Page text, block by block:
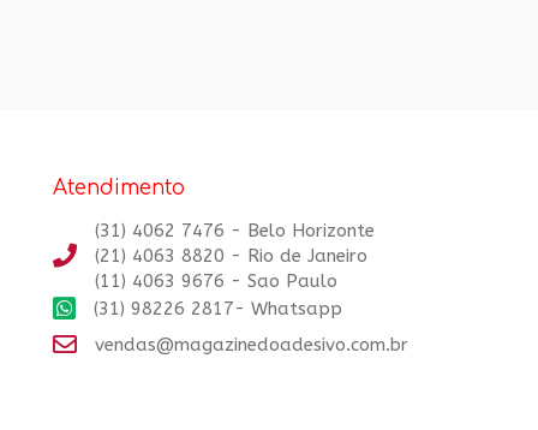
Atendimento
(31) 4062 7476 - Belo Horizonte
(21) 4063 8820 - Rio de Janeiro
(11) 4063 9676 - Sao Paulo
(31) 98226 2817- Whatsapp
vendas@magazinedoadesivo.com.br